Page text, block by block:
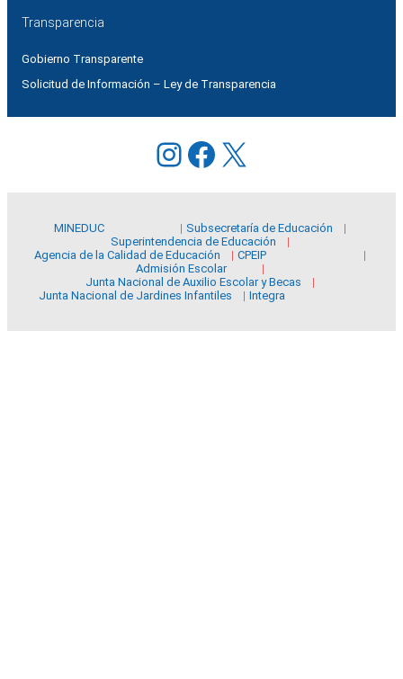
Transparencia
Gobierno Transparente
Solicitud de Información – Ley de Transparencia
Instagram
Facebook
X
MINEDUC
Subsecretaría de Educación
Superintendencia de Educación
Agencia de la Calidad de Educación
CPEIP
Admisión Escolar
Junta Nacional de Auxilio Escolar y Becas
Junta Nacional de Jardines Infantiles
Integra